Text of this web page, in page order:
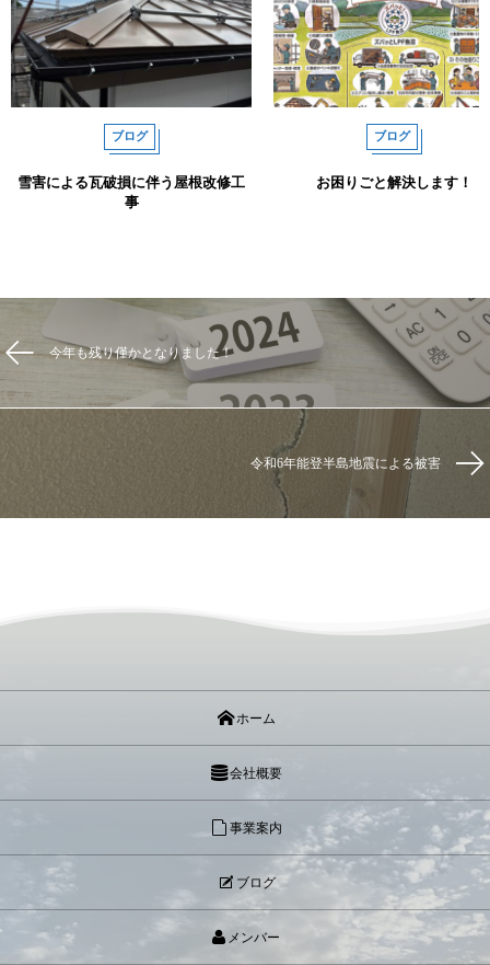
ブログ
雪害による瓦破損に伴う屋根改修工
事
ブログ
お困りごと解決します！
今年も残り僅かとなりました！
令和6年能登半島地震による被害
ホーム
会社概要
事業案内
ブログ
メンバー